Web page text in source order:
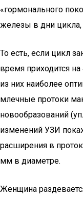
«гормонального
железы в дни цикла,
То есть, если цикл
время приходится
из них наиболее
млечные протоки
новообразований
изменений УЗИ
расширения в
мм в диаметре.
Женщина